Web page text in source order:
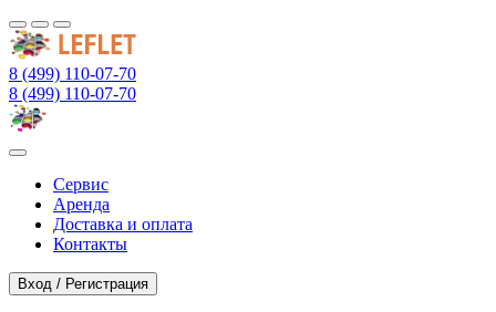
8 (499) 110-07-70
8 (499) 110-07-70
Сервис
Аренда
Доставка и оплата
Контакты
Вход / Регистрация